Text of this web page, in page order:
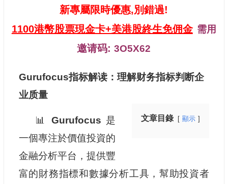
新專屬限時優惠,別錯過!
1100港幣股票現金卡+美港股終生免佣金 需用
邀请码:3O5X62
Gurufocus指标解读：理解财务指标判断企
业质量
文章目錄 顯示
📊 Gurufocus 是
一個專注於價值投資的
金融分析平台，提供豐
富的財務指標和數據分析工具，幫助投資者